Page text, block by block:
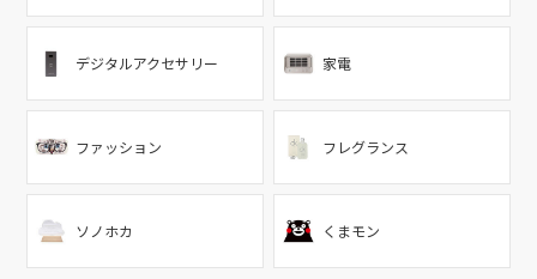
デジタルアクセサリー 家電
ファッション フレグランス
ソノホカ くまモン